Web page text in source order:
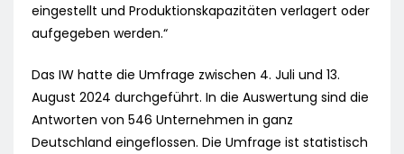
eingestellt und Produktionskapazitäten verlagert oder
aufgegeben werden.“
Das IW hatte die Umfrage zwischen 4. Juli und 13.
August 2024 durchgeführt. In die Auswertung sind die
Antworten von 546 Unternehmen in ganz
Deutschland eingeflossen. Die Umfrage ist statistisch